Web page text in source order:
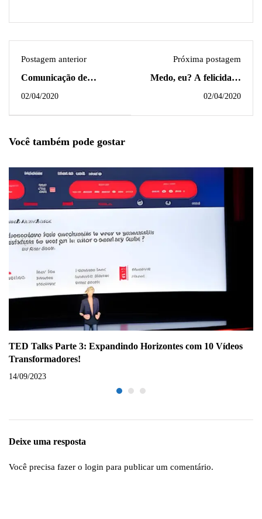
Postagem anterior
Comunicação de
02/04/2020
Próxima postagem
Medo, eu? A felicidade
02/04/2020
Você também pode gostar
TED Talks Parte 3: Expandindo Horizontes com 10 Vídeos
Transformadores!
14/09/2023
Deixe uma resposta
Você precisa fazer o login para publicar um comentário.